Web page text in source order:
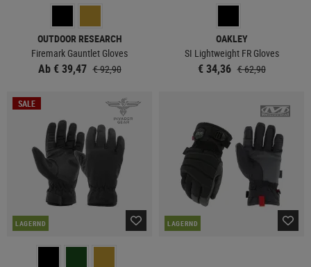
OUTDOOR RESEARCH
Firemark Gauntlet Gloves
Ab € 39,47 € 92,90
OAKLEY
SI Lightweight FR Gloves
€ 34,36 € 62,90
SALE
LAGERND LAGERND